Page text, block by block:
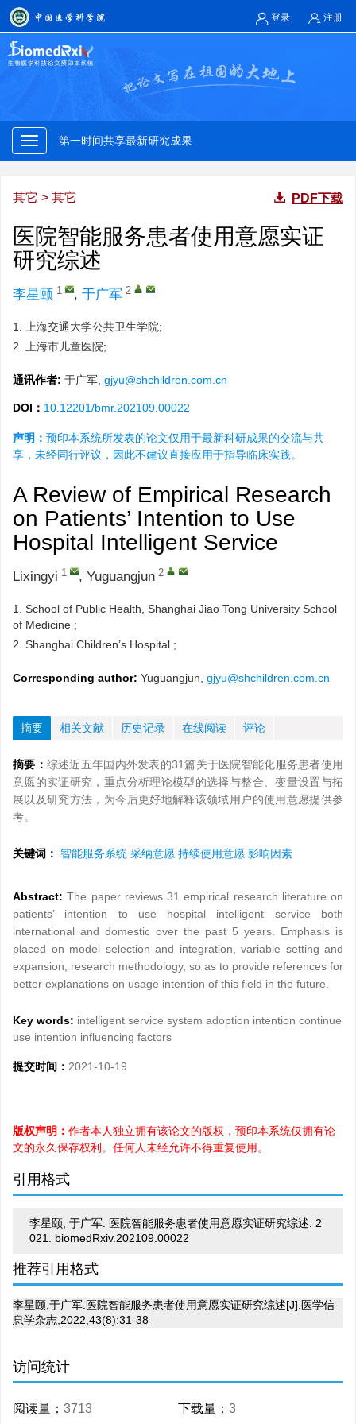
登录 注册
第一时间共享最新研究成果
第一时间共享最新研究成果
第一时间共享最新研究成果
权威专家快速审核
其它 > 其它 PDF下载
医院智能服务患者使用意愿实证
研究综述
李星颐 1 , 于广军 2
1.
上海交通大学公共卫生学院;
2.
上海市儿童医院;
通讯作者: 于广军, gjyu@shchildren.com.cn
DOI： 10.12201/bmr.202109.00022
声明： 预印本系统所发表的论文仅用于最新科研成果的交流与共
享，未经同行评议，因此不建议直接应用于指导临床实践。
A Review of Empirical Research
on Patients’ Intention to Use
Hospital Intelligent Service
Lixingyi 1 , Yuguangjun 2
1. School of Public Health, Shanghai Jiao Tong University School
of Medicine ;
2. Shanghai Children’s Hospital ;
Corresponding author: Yuguangjun, gjyu@shchildren.com.cn
摘要 相关文献 历史记录 在线阅读 评论
摘要： 综述近五年国内外发表的31篇关于医院智能化服务患者使用
意愿的实证研究，重点分析理论模型的选择与整合、变量设置与拓
展以及研究方法，为今后更好地解释该领域用户的使用意愿提供参
考。
关键词： 智能服务系统 采纳意愿 持续使用意愿 影响因素
Abstract:The paper reviews 31 empirical research literature on
patients’ intention to use hospital intelligent service both
international and domestic over the past 5 years. Emphasis is
placed on model selection and integration, variable setting and
expansion, research methodology, so as to provide references for
better explanations on usage intention of this field in the future.
Key words: intelligent service system adoption intention continue
use intention influencing factors
提交时间： 2021-10-19
版权声明： 作者本人独立拥有该论文的版权，预印本系统仅拥有论
文的永久保存权利。任何人未经允许不得重复使用。
引用格式
李星颐, 于广军. 医院智能服务患者使用意愿实证研究综述. 2
021. biomedRxiv.202109.00022
推荐引用格式
李星颐,于广军.医院智能服务患者使用意愿实证研究综述[J].医学信
息学杂志,2022,43(8):31-38
访问统计
阅读量： 3713 下载量： 3